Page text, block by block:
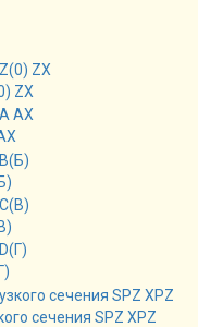
ZX
сечения SPZ XPZ